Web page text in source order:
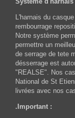
L'harnais du
rembourrage
Notre système
permettre un
de serrage de tete
désserrage est
"REALSE". Nos
National de St
livrées avec nos
.Important :